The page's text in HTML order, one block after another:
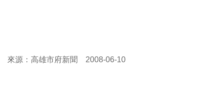
來源：高雄市府新聞 2008-06-10